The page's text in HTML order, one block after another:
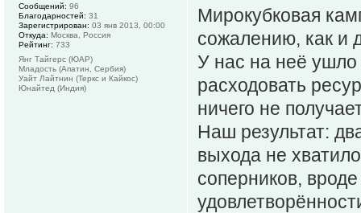
Мирокубковая
сожалению, как и
У нас на неё
расходовать
ничего не
Наш результат:
выхода не
соперников,
Сообщений: 96
Благодарностей: 31
Зарегистрирован: 03 янв 2013, 00:00
Откуда: Москва, Россия
Рейтинг: 733
Янг Тайгерс (ЮАР)
Младость (Апатин, Сербия)
Уайт Лайтнин (Теркс и Кайкос)
Юнайтед (Индия)